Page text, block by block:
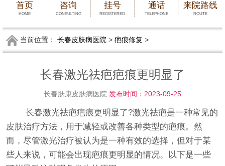
首页
HOME
咨询
CONSULTING
挂号
REGISTERED
通话
TELEPHONE
来院路线
ROUTE
当前位置： 长春皮肤病医院> 疤痕修复 >
长春激光祛疤疤痕更明显了
长春肤康皮肤病医院 发布时间：2023-09-25
长春激光祛疤疤痕更明显了?激光祛疤是一种常见的
皮肤治疗方法，用于减轻或改善各种类型的疤痕。然
而，尽管激光治疗被认为是一种有效的选择，但对于某
些人来说，可能会出现疤痕更明显的情况。以下是一些